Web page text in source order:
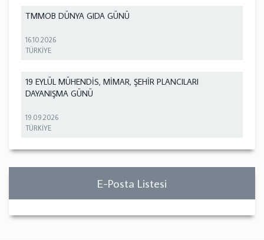
TMMOB DÜNYA GIDA GÜNÜ
16.10.2026
TÜRKİYE
19 EYLÜL MÜHENDİS, MİMAR, ŞEHİR PLANCILARI
DAYANIŞMA GÜNÜ
19.09.2026
TÜRKİYE
E-Posta Listesi